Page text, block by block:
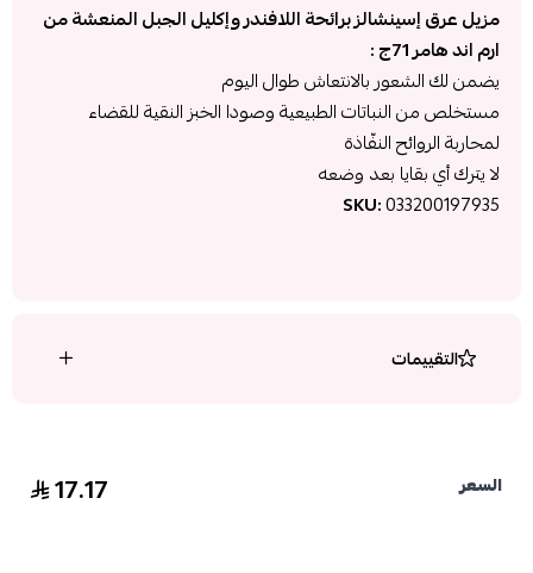
مزيل عرق إسينشالز برائحة اللافندر وإكليل الجبل المنعشة من
ارم اند هامر 71ج :
يضمن لك الشعور بالانتعاش طوال اليوم
مستخلص من النباتات الطبيعية وصودا الخبز النقية للقضاء
لمحاربة الروائح النفّاذة
لا يترك أي بقايا بعد وضعه
SKU:033200197935
التقييمات
السعر 17.17